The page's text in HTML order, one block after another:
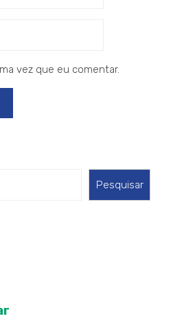
vez que eu comentar.
Pesquisar